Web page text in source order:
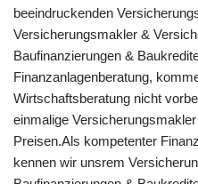
beeindruckenden
Versicherungsmakler &
Baufinanzierungen &
Finanzanlagenberatung,
Wirtschaftsberatung nicht
einmalige
Preisen.Als kompetenter
kennen wir unsrem